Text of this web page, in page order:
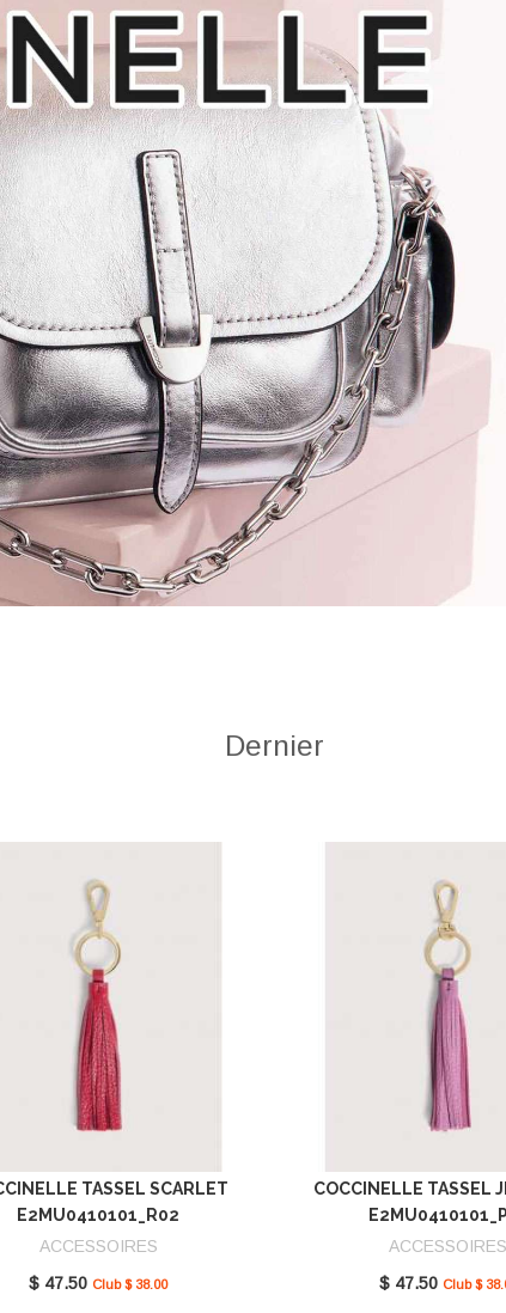
Dernier
TASSEL SCARLET
E2MU0410101_R02
ACCESSOIRES
$ 47.50 Club $ 38.00
COCCINELLE TASSEL
ACCESSOIRES
$ 47.50 Club $